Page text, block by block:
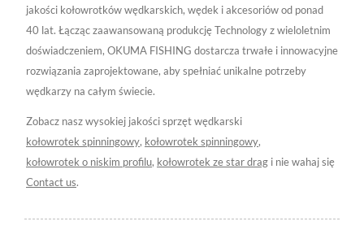
jakości kołowrotków wędkarskich, wędek i akcesoriów od ponad
40 lat. Łącząc zaawansowaną produkcję Technology z wieloletnim
doświadczeniem, OKUMA FISHING dostarcza trwałe i innowacyjne
rozwiązania zaprojektowane, aby spełniać unikalne potrzeby
wędkarzy na całym świecie.
Zobacz nasz wysokiej jakości sprzęt wędkarski
kołowrotek spinningowy, kołowrotek spinningowy,
kołowrotek o niskim profilu, kołowrotek ze star drag i nie wahaj się
Contact us.